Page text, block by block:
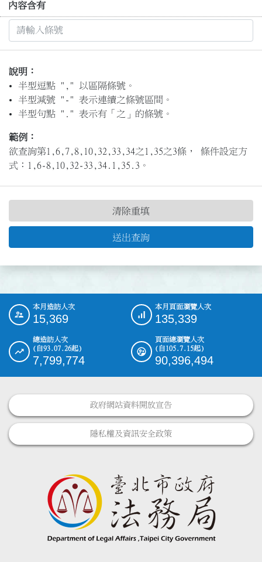
內容含有
說明：
半型逗點 "," 以區隔條號。
半型減號 "-" 表示連續之條號區間。
半型句點 "." 表示有「之」的條號。
範例：
欲查詢第1,6,7,8,10,32,33,34之1,35之3條， 條件設定方
式：1,6-8,10,32-33,34.1,35.3。
送出查詢
清除重填
::: 本月造訪人次
15,369
本月頁面瀏覽人次
135,339
總造訪人次
(自93.07.26起)
7,799,774
頁面總瀏覽人次
(自105.7.15起)
90,396,494
政府網站資料開放宣告
隱私權及資訊安全政策